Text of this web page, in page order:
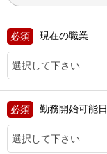
現在の職業
勤務開始可能日